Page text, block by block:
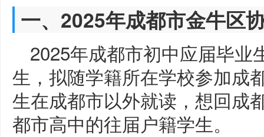
一、2025年成都市金牛区
2025年成都市初中应届毕业
生，拟随学籍所在学校参加成
生在成都市以外就读，想回成
都市高中的往届户籍学生。